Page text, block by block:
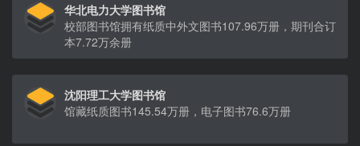
华北电力大学图书馆
校部图书馆拥有纸质中外文图书107.96万册，期刊合订
本7.72万余册
沈阳理工大学图书馆
馆藏纸质图书145.54万册，电子图书76.6万册